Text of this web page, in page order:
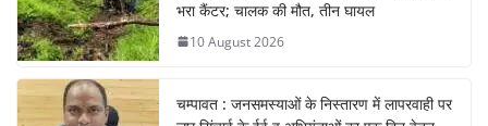
भरा कैंटर; चालक की मौत, तीन घायल
10 August 2026
चम्पावत : जनसमस्याओं के निस्तारण में लापरवाही पर